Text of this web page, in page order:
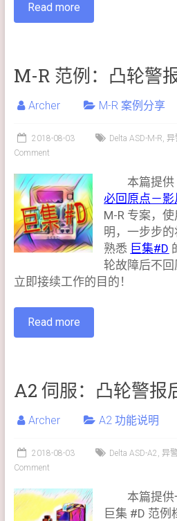
Read more
M-R 范例：凸轮警
Archer M-R 案例分享
2018-08-03 Delta ASD-M-R, 异
Comment
本篇提供
必回原点－影
M-R 专案，
明，一步步
熟悉 巨集#D
轮故障后不回
立即接续工作的目的！
Read more
A2 伺服：凸轮警报
Archer A2 功能说明
2018-08-03 Delta ASD-A2 , 异
Comment
本篇提
巨集 #D 范例